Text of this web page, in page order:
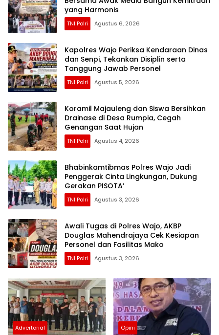
yang Harmonis
TNI Polri Agustus 6, 2026
Kapolres Wajo Periksa Kendaraan Dinas
dan Senpi, Tekankan Disiplin serta
Tanggung Jawab Personel
TNI Polri Agustus 5, 2026
Koramil Majauleng dan Siswa Bersihkan
Drainase di Desa Rumpia, Cegah
Genangan Saat Hujan
TNI Polri Agustus 4, 2026
Bhabinkamtibmas Polres Wajo Jadi
Penggerak Cinta Lingkungan, Dukung
Gerakan PISOTA’
TNI Polri Agustus 3, 2026
Awali Tugas di Polres Wajo, AKBP
Douglas Mahendrajaya Cek Kesiapan
Personel dan Fasilitas Mako
TNI Polri Agustus 3, 2026
Advertorial Opini